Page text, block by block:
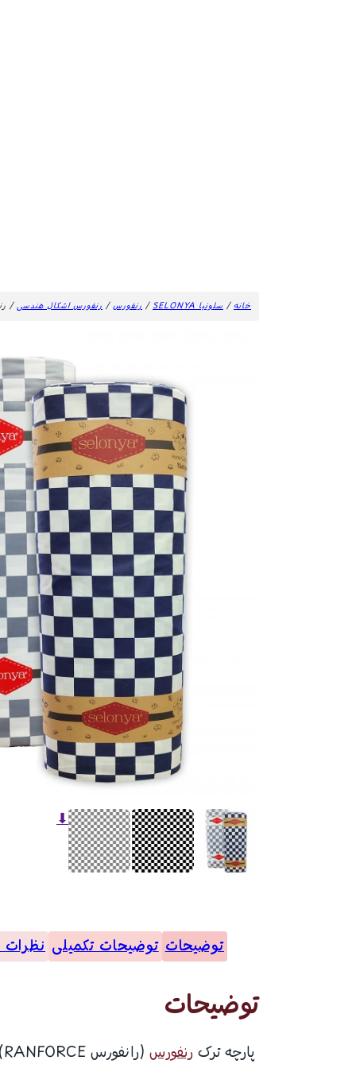
خانه/ سلونیا SELONYA / رنفورس/ رنفورس اشکال هندسی/
⬇
توضیحات توضیحات تکمیلی نظرات
توضیحات
پارچه ترک رنفورس (رانفورس RANFORCE) محصول شرکت چلیک تکستیل (سلونیا) با کیفیت عالی و خرید عمده